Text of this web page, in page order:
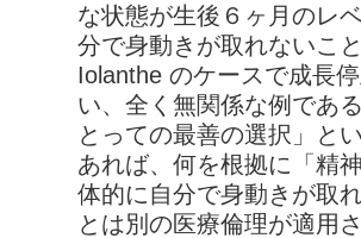
な状態が生後６ヶ月のレ
分で身動きが取れないこ
Iolanthe のケースで成長
い、全く無関係な例であ
とっての最善の選択」と
あれば、何を根拠に「精
体的に自分で身動きが取
とは別の医療倫理が適用